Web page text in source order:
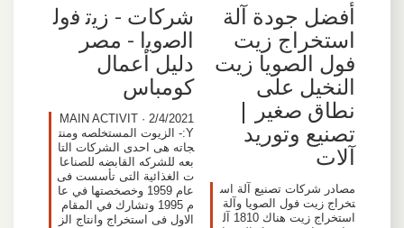
أفضل جودة آلة
استخراج زيت
فول الصويا زيت
النخيل على
نطاق صغير |
تصنيع وتوريد
آلات
مصادر شركات تصنيع آلة اس
تخراج زيت فول الصويا وآلة
استخراج زيت هناك 1810 آل
شركات - ﺯﻳﺗ ﻓﻭﻟ
ﺍﻟﺻﻭﻳﺍ - مصر
دليل أعمال
كومباس
2/4/2021 · MAIN ACTIVIT
Y:- الزيوت المستخلصه ومنت
جاته هى احدى الشركات التا
بعه للشركه القابضه للصناعا
ت الغذائية التى تأسست فى
عام 1959 وخصخصتها في عا
م 1995 وتشارك في المقام
الاول فى استخراج وانتاج الز